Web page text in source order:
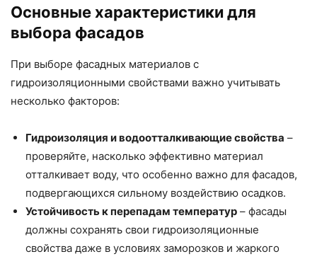
Основные характеристики для
выбора фасадов
При выборе фасадных материалов с
гидроизоляционными свойствами важно учитывать
несколько факторов:
Гидроизоляция и водоотталкивающие свойства –
проверяйте, насколько эффективно материал
отталкивает воду, что особенно важно для фасадов,
подвергающихся сильному воздействию осадков.
Устойчивость к перепадам температур – фасады
должны сохранять свои гидроизоляционные
свойства даже в условиях заморозков и жаркого